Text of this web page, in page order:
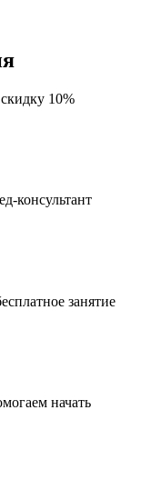
10%
консультант
занятие
начать